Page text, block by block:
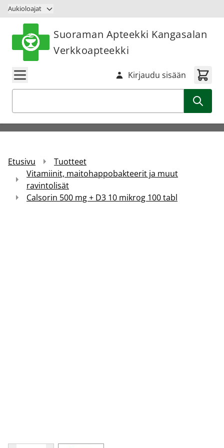
Siirry sisältöön
Aukioloajat
Suoraman Apteekki Kangasalan
Verkkoapteekki
Kirjaudu sisään
Etusivu
Tuotteet
Vitamiinit, maitohappobakteerit ja muut
ravintolisät
Calsorin 500 mg + D3 10 mikrog 100 tabl